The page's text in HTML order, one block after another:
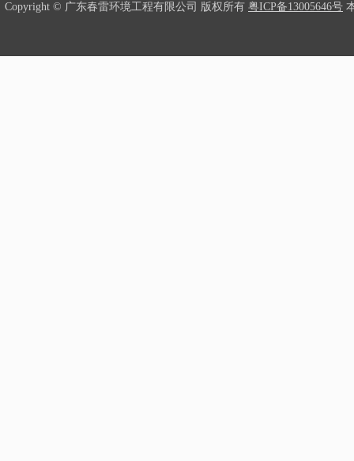
Copyright © 广东春雷环境工程有限公司 版权所有 粤ICP备13005646号